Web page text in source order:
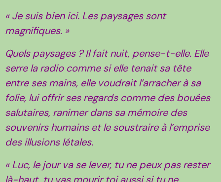
« Je suis bien ici. Les paysages sont
magnifiques. »
Quels paysages ? Il fait nuit, pense-t-elle. Elle
serre la radio comme si elle tenait sa tête
entre ses mains, elle voudrait l’arracher à sa
folie, lui offrir ses regards comme des bouées
salutaires, ranimer dans sa mémoire des
souvenirs humains et le soustraire à l’emprise
des illusions létales.
« Luc, le jour va se lever, tu ne peux pas rester
là-haut, tu vas mourir toi aussi si tu ne